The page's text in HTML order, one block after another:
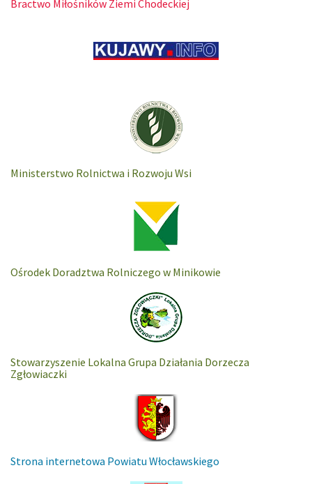
Bractwo Miłośników Ziemi Chodeckiej
Ministerstwo Rolnictwa i Rozwoju Wsi
Ośrodek Doradztwa Rolniczego w Minikowie
Stowarzyszenie Lokalna Grupa Działania Dorzecza
Zgłowiaczki
Strona internetowa Powiatu Włocławskiego